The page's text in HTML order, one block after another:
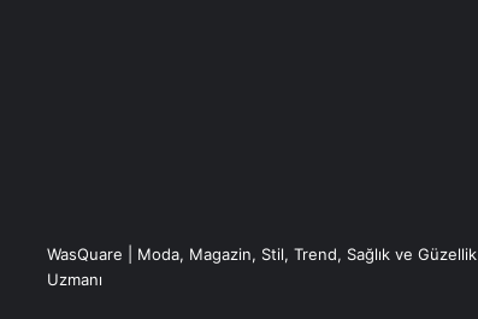
WasQuare | Moda, Magazin, Stil, Trend, Sağlık ve Güzellik
Uzmanı